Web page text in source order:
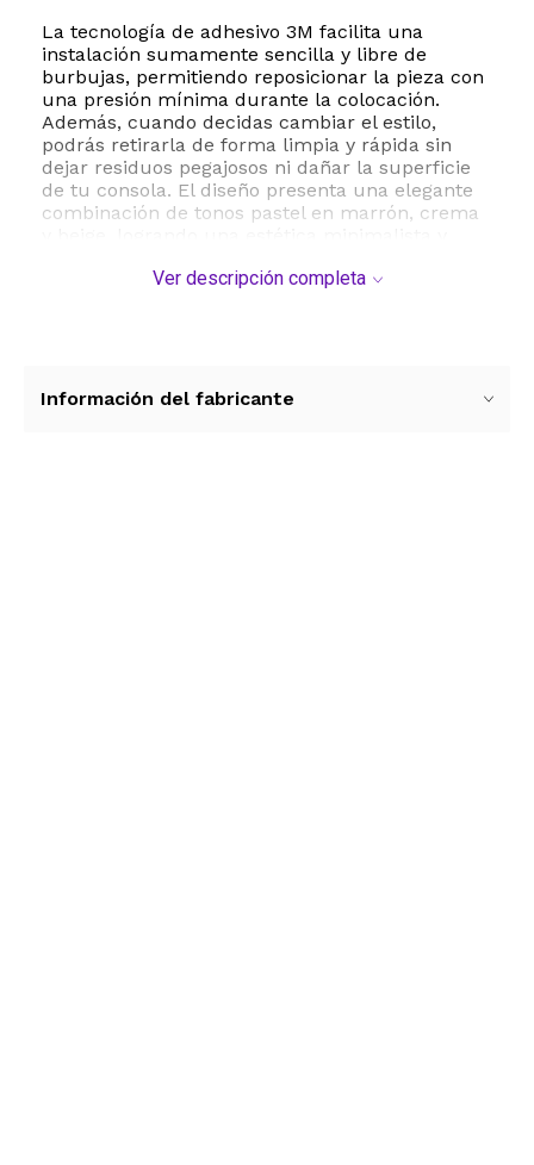
La tecnología de adhesivo 3M facilita una
instalación sumamente sencilla y libre de
burbujas, permitiendo reposicionar la pieza con
una presión mínima durante la colocación.
Además, cuando decidas cambiar el estilo,
podrás retirarla de forma limpia y rápida sin
dejar residuos pegajosos ni dañar la superficie
de tu consola. El diseño presenta una elegante
combinación de tonos pastel en marrón, crema
Cuenta con una laminación brillante que
Ver descripción completa
Información del fabricante